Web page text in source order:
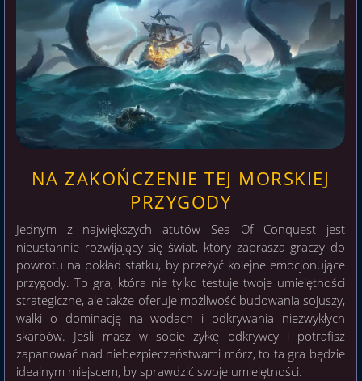
NA ZAKOŃCZENIE TEJ MORSKIEJ
PRZYGODY
Jednym z największych atutów Sea Of Conquest jest
nieustannie rozwijający się świat, który zaprasza graczy do
powrotu na pokład statku, by przeżyć kolejne emocjonujące
przygody. To gra, która nie tylko testuje twoje umiejętności
strategiczne, ale także oferuje możliwość budowania sojuszy,
walki o dominację na wodach i odkrywania niezwykłych
skarbów. Jeśli masz w sobie żyłkę odkrywcy i potrafisz
zapanować nad niebezpieczeństwami mórz, to ta gra będzie
idealnym miejscem, by sprawdzić swoje umiejętności.